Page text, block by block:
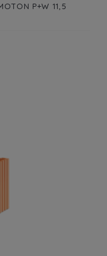
P+W 11,5